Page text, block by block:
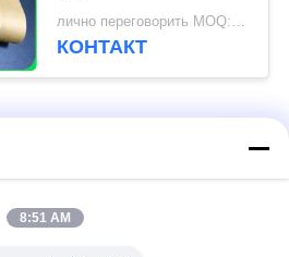
Унблеачед Крафт для
пакетов еды
лично переговорить MOQ:10 тонн для особенного размера & 1 тонны для нормального размера
КОНТАКТ
категории
коричневый крен
8:51 AM